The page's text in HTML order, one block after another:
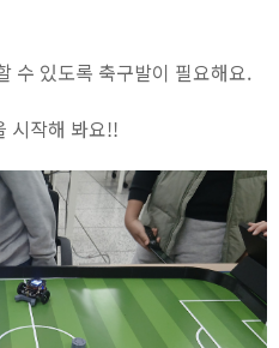
수 있도록 축구발이 필요해요.
시작해 봐요!!